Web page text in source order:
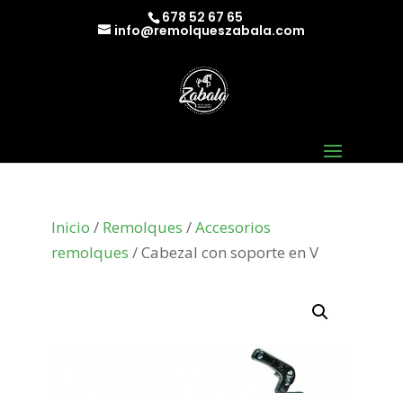
678 52 67 65
info@remolqueszabala.com
Inicio / Remolques /Accesorios
remolques / Cabezal con soporte en V